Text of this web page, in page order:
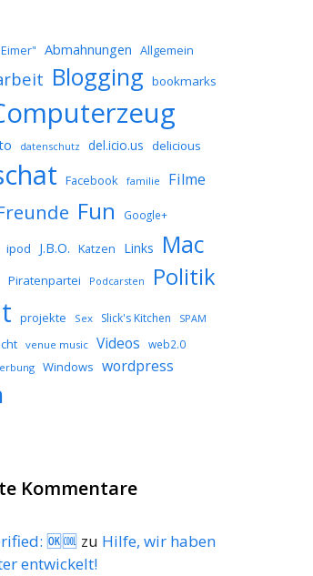
Abmahnungen Allgemein
Blogging bookmarks
datenschutz del.icio.us delicious
Facebook familie Filme
Fun Google+
ipod J.B.O. Katzen Links Mac
Piratenpartei Podcarsten Politik
projekte Sex Slick's Kitchen SPAM
venue music Videos web2.0
Windows wordpress
Kommentare
🆗🆒 zu Hilfe, wir haben
entwickelt!